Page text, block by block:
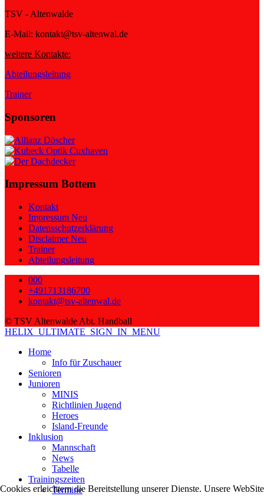
TSV - Altenwalde
E-Mail: kontakt@tsv-altenwal.de
weitere Kontakte:
Abteilungsleitung
Trainer
Sponsoren
Impressum Bottem
Kontakt
Impressum Neu
Datensschutzerklärung
Disclaimer Neu
Trainer
Abteilungsleitung
000
+491713186700
kontakt@tsv-altenwal.de
© TSV Altenwalde Abt. Handball
HELIX_ULTIMATE_SIGN_IN_MENU
Home
Info für Zuschauer
Senioren
Junioren
MINIS
Richtlinien Jugend
Heroes
Island-Freunde
Inklusion
Mannschaft
News
Tabelle
Trainingszeiten
Termine
Cookies erleichtern die Bereitstellung unserer Dienste. Unsere WebSite